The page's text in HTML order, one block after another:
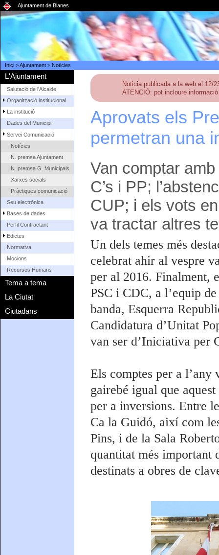
Ajuntament de Blanes
Inici>Ajuntament> Noticies
L'Ajuntament
Salutació de l'Alcalde
Organització institucional
La institució
Dades del Municipi
Servei Comunicació
Notícies
N. premsa Ajuntament
N. premsa G. Municipals
Xarxes socials
Pràctiques comunicació
Seu electrònica
Bases de dades
Perfil Contractant
Edictes
Normativa
Mocions
Recursos Humans
Tema a tema
La Ciutat
Ciutadans
Noticia publicada a la web el 12/
ATENCIÓ: pot incloure
Aprovats els
permetran una
Van comptar
C’s i PP;
CUP; i els vots
va tractar altres
Un dels temes més
celebrat ahir al vespre
per al 2016. Finalment,
PSC i CDC, a l’equip
banda, Esquerra
Candidatura d’Unitat
van ser d’Iniciativa per
Els comptes per a l’any
gairebé igual que
per a inversions. Entre
Ca la Guidó, així com
Pins, i de la Sala
quantitat més important
destinats a obres de